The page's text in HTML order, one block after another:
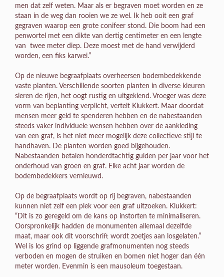
men dat zelf weten. Maar als er begraven moet worden en ze
staan in de weg dan rooien we ze wel. Ik heb ooit een graf
gegraven waarop een grote conifeer stond. Die boom had een
penwortel met een dikte van dertig centimeter en een lengte
van twee meter diep. Deze moest met de hand verwijderd
worden, een fiks karwei.”
Op de nieuwe begraafplaats overheersen bodembedekkende
vaste planten. Verschillende soorten planten in diverse kleuren
sieren de rijen, het oogt rustig en uitgekiend. Vroeger was deze
vorm van beplanting verplicht, vertelt Klukkert. Maar doordat
mensen meer geld te spenderen hebben en de nabestaanden
steeds vaker individuele wensen hebben over de aankleding
van een graf, is het niet meer mogelijk deze collectieve stijl te
handhaven. De planten worden goed bijgehouden.
Nabestaanden betalen honderdtachtig gulden per jaar voor het
onderhoud van groen en graf. Elke acht jaar worden de
bodembedekkers vernieuwd.
Op de begraafplaats wordt op rij begraven, nabestaanden
kunnen niet zelf een plek voor een graf uitzoeken. Klukkert:
“Dit is zo geregeld om de kans op instorten te minimaliseren.
Oorspronkelijk hadden de monumenten allemaal dezelfde
maat, maar ook dit voorschrift wordt zoetjes aan losgelaten.”
Wel is los grind op liggende grafmonumenten nog steeds
verboden en mogen de struiken en bomen niet hoger dan één
meter worden. Evenmin is een mausoleum toegestaan.